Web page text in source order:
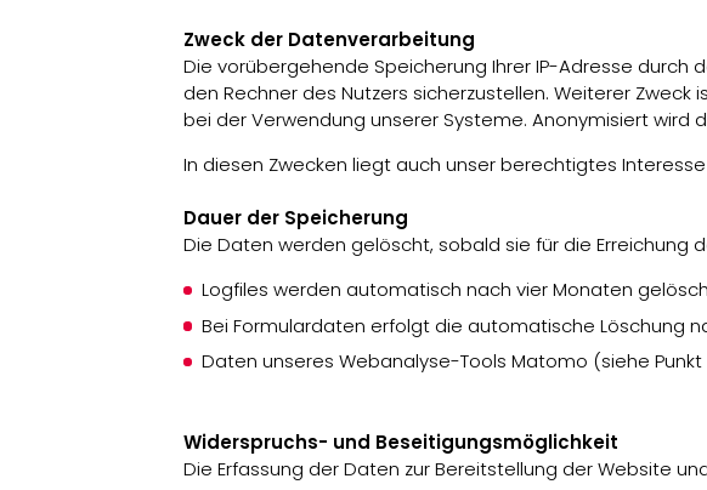
Zweck der Datenverarbeitung
Die vorübergehende Speicherung Ihrer IP-Adresse
den Rechner des Nutzers sicherzustellen. Weiterer
bei der Verwendung unserer Systeme. Anonymisiert
In diesen Zwecken liegt auch unser berechtigtes
Dauer der Speicherung
Die Daten werden gelöscht, sobald sie für die Erreichung
Logfiles werden automatisch nach vier Monaten
Bei Formulardaten erfolgt die automatische Löschung
Daten unseres Webanalyse-Tools Matomo (siehe
Widerspruchs- und Beseitigungsmöglichkeit
Die Erfassung der Daten zur Bereitstellung der Website